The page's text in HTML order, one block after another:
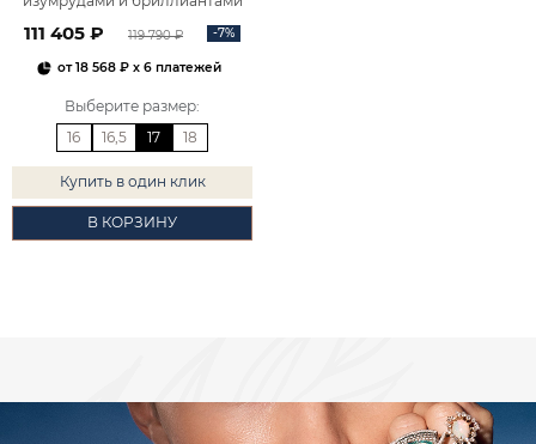
111 405 ₽ 119 790 ₽ -7%
от18 568 ₽ x 6 платежей
Выберите размер:
16
16,5 17 18
Купить в один клик
В КОРЗИНУ